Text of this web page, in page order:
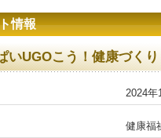
情報
いUGOこう！健康づくり
2024年
健康福